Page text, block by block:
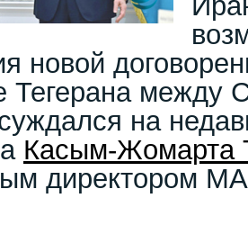
новой
Тегерана
на
Касым-Жомарта
директором